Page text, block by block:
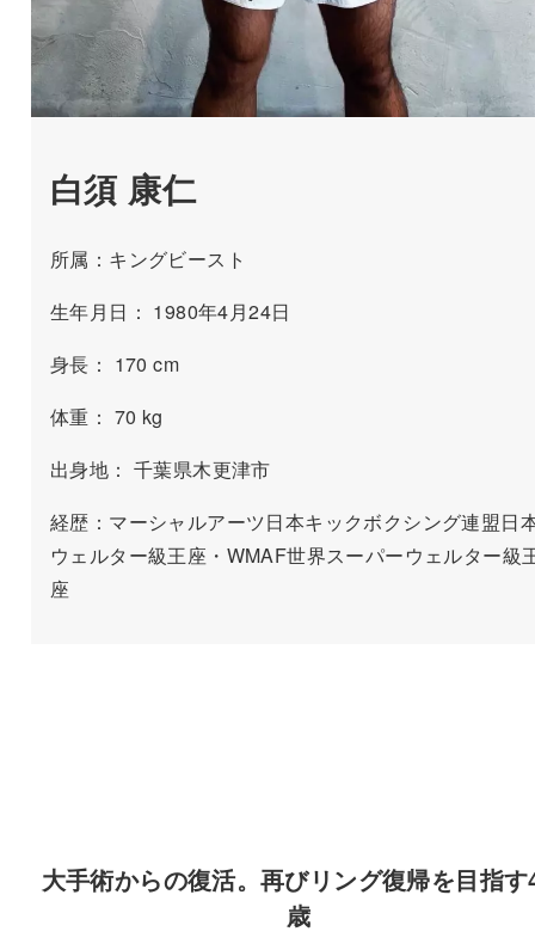
白須 康仁
所属：キングビースト
生年月日： 1980年4月24日
身長： 170 cm
体重： 70 kg
出身地： 千葉県木更津市
経歴：マーシャルアーツ日本キックボクシング連盟日
ウェルター級王座・WMAF世界スーパーウェルター級
座
大手術からの復活。再びリング復帰を目指
歳